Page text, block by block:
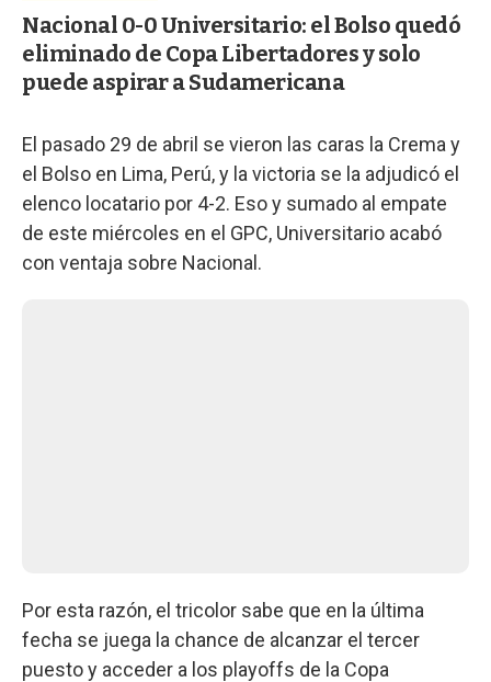
Nacional 0-0 Universitario: el Bolso quedó
eliminado de Copa Libertadores y solo
puede aspirar a Sudamericana
El pasado 29 de abril se vieron las caras la Crema y
el Bolso en Lima, Perú, y la victoria se la adjudicó el
elenco locatario por 4-2. Eso y sumado al empate
de este miércoles en el GPC, Universitario acabó
con ventaja sobre Nacional.
Por esta razón, el tricolor sabe que en la última
fecha se juega la chance de alcanzar el tercer
puesto y acceder a los playoffs de la Copa